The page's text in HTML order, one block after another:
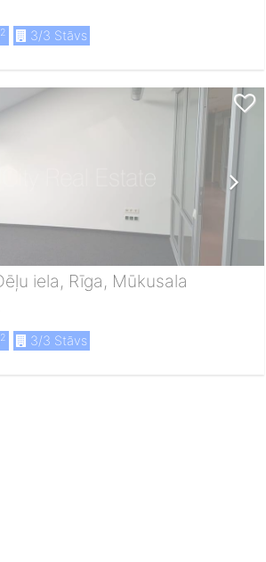
2 3/3 Stāvs
Komerctelpas, Dēļu iela, Rīga, Mūkusala
2 3/3 Stāvs